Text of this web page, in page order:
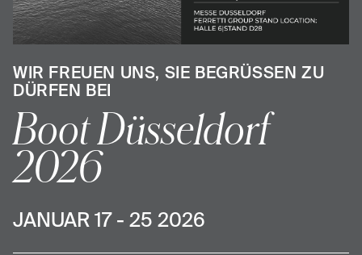
1000SKYDECK
WIR FREUEN UNS, SIE BEGRÜSSEN ZU D
ÜRFEN BEI
Boot Düsseldorf
2026
JANUAR 17 - 25 2026